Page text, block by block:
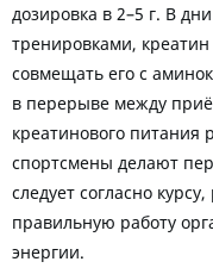
дозировка в 2–5 г. В
тренировками,
совмещать его с
в перерыве между
креатинового питания
спортсмены делают
следует согласно
правильную работу
энергии.